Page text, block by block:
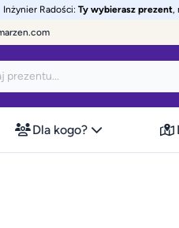
Inżynier Radości: Ty wybierasz prezent,
Dla kogo?